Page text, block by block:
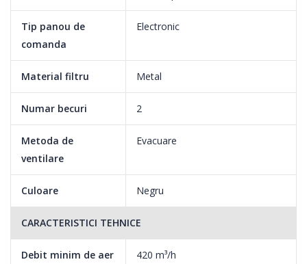
aspectul elegant al hotei Beko. Zona de gatit beneficiaza de o
luminozitate mult mai buna si eficienta energetica astfel incat
uitati de griji si va bucurati de placerea gatitului.
Tip panou de
comanda
Electronic
Material filtru Metal
Numar becuri 2
Metoda de
ventilare
Evacuare
Culoare Negru
CARACTERISTICI TEHNICE
Debit minim de aer
420 m³/h